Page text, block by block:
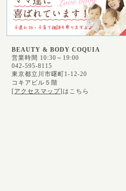
BEAUTY & BODY COQUIA
営業時間 10:30～19:00
042-595-8115
東京都立川市曙町1-12-20
コキアビル５階
[アクセスマップ]はこちら